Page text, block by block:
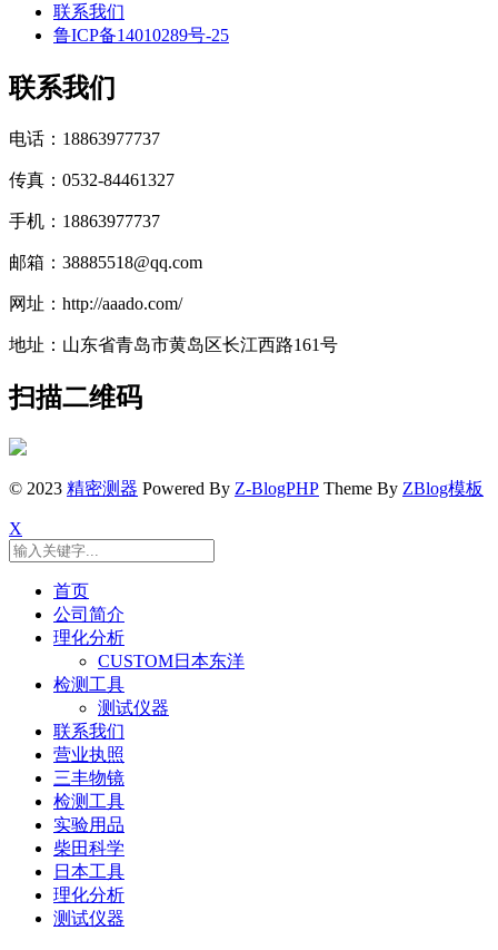
联系我们
鲁ICP备14010289号-25
联系我们
电话：18863977737
传真：0532-84461327
手机：18863977737
邮箱：38885518@qq.com
网址：http://aaado.com/
地址：山东省青岛市黄岛区长江西路161号
扫描二维码
© 2023 精密测器 Powered By Z-BlogPHP Theme By ZBlog模板
X
首页
公司简介
理化分析
CUSTOM日本东洋
检测工具
测试仪器
联系我们
营业执照
三丰物镜
检测工具
实验用品
柴田科学
日本工具
理化分析
测试仪器